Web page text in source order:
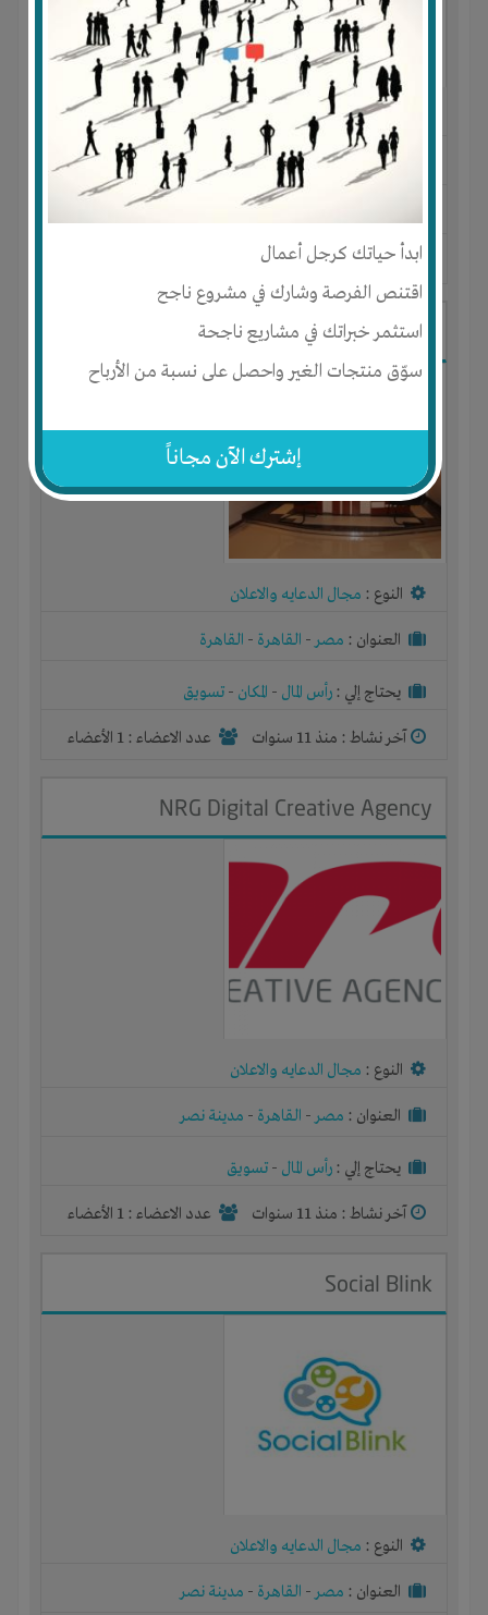
ابدأ حياتك كرجل أعمال
اقتنص الفرصة وشارك في مشروع ناجح
استثمر خبراتك في مشاريع ناجحة
سوّق منتجات الغير واحصل على نسبة من الأرباح
إشترك الآن مجاناً
النوع :مجال الدعايه والاعلان
العنوان : مصر -سوهاج-سوهاج
آخر نشاط :منذ 10 سنوات
قناة فضائية للفنون والتدريب علي
النوع : مجال الدعايه والاعلان
العنوان : مصر- القاهرة - القاهرة
يحتاج إلي : رأس المال - المكان - تسويق
آخر نشاط : منذ 11 سنوات عدد الاعضاء : 1 الأعضاء
NRG Digital Creative Agency
النوع : مجال الدعايه والاعلان
العنوان : مصر- القاهرة - مدينة نصر
يحتاج إلي : رأس المال - تسويق
آخر نشاط : منذ 11 سنوات عدد الاعضاء : 1 الأعضاء
Social Blink
النوع : مجال الدعايه والاعلان
العنوان : مصر- القاهرة - مدينة نصر